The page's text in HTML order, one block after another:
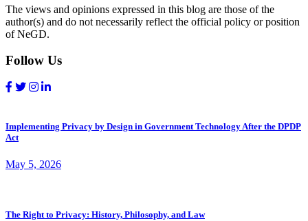
The views and opinions expressed in this blog are those of the
author(s) and do not necessarily reflect the official policy or position
of NeGD.
Follow Us
Implementing Privacy by Design in Government Technology After the DPDP
Act
May 5, 2026
The Right to Privacy: History, Philosophy, and Law